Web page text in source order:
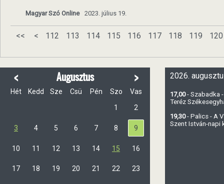
Magyar Szó Online 2023. július 19.
<< < 112 113 114 115 116 117 118 119 120
< Augusztus >
Hét Kedd Sze Csü Pén Szo
Vas
1
2
3 4 5 6 7 8 9
10 11 12 13 14 15 16
17 18 19 20 21 22 23
2026.
17,00- Szabadka
Teréz
19,30- Palics - A
Szent István-napi